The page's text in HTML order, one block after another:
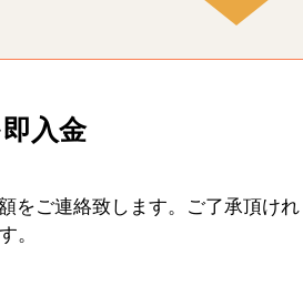
入金
をご連絡致します。ご了承頂けれ
。